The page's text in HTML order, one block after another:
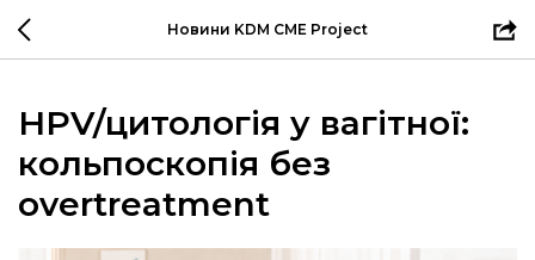
Новини KDM CME Project
HPV/цитологія у вагітної:
кольпоскопія без
overtreatment